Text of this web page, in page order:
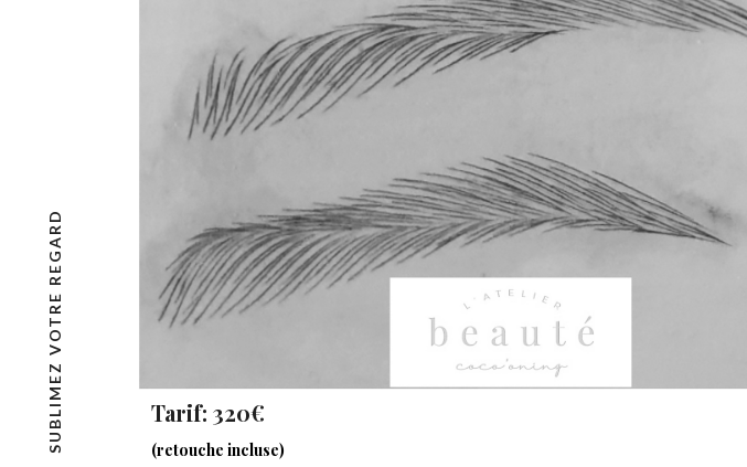
SUBLIMEZ VOTRE REGARD
Présentation
Tarifs
Contact
MAQUILLAGE
PERMANENT
Sourcils
Tâches de rousseur
DÉTATOUAGE
Phiremoval – sans laser
Tarif: 320€
(retouche incluse)